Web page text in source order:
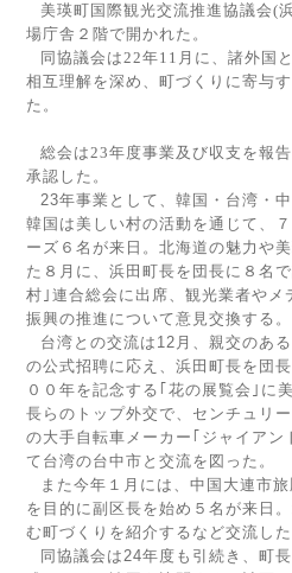
美瑛町国際観光交流推進協議会(
場庁舎２階で開かれた。
同協議会は22年11 月に、諸外国
相互理解を深め、町づくりに寄与
た。
総会は23年度事業及び収支を報告
承認した。
23年事業として、韓国・台湾・
韓国は美しい村の活動を通じて、
ーズ６名が来日。北海道の魅力や
た８月に、浜田町長を団長に８名
村｣連合総会に出席、観光業者やメ
振興の推進について意見交換する。
台湾との交流は 12 月、親交のあ
の公式招聘に応え、浜田町長を団
００年を記念する｢花の展覧会｣に
長らのトップ外交で、センチュリ
の大手自転車メーカー｢ジャイアン
て台湾の台中市と交流を図った。
また今年１月には、中国大連市
を目的に副区長を始め５名が来日
む町づくりを紹介するなど交流した
同協議会は24年度も引続き、町